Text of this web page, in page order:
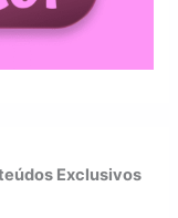
Exclusivos